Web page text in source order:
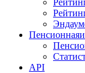
Пенсионная
API